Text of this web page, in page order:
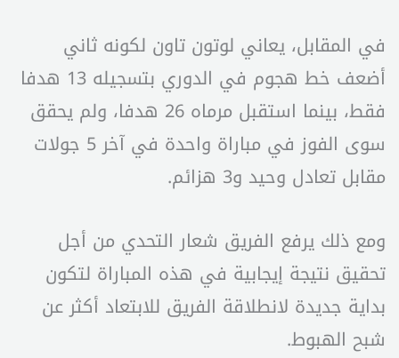
في المقابل، يعاني لوتون تاون لكونه ثاني
أضعف خط هجوم في الدوري بتسجيله 13 هدفا
فقط، بينما استقبل مرماه 26 هدفا، ولم يحقق
سوى الفوز في مباراة واحدة في آخر 5 جولات
مقابل تعادل وحيد و3 هزائم.
ومع ذلك يرفع الفريق شعار التحدي من أجل
تحقيق نتيجة إيجابية في هذه المباراة لتكون
بداية جديدة لانطلاقة الفريق للابتعاد أكثر عن
شبح الهبوط.